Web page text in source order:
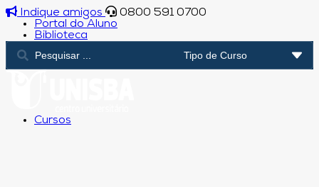
Indique amigos
0800 591 0700
Portal do Aluno
Biblioteca
Cursos